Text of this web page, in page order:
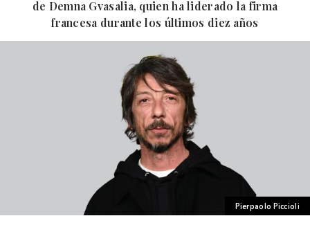
de Demna Gvasalia, quien ha liderado la firma
francesa durante los últimos diez años
Pierpaolo Piccioli